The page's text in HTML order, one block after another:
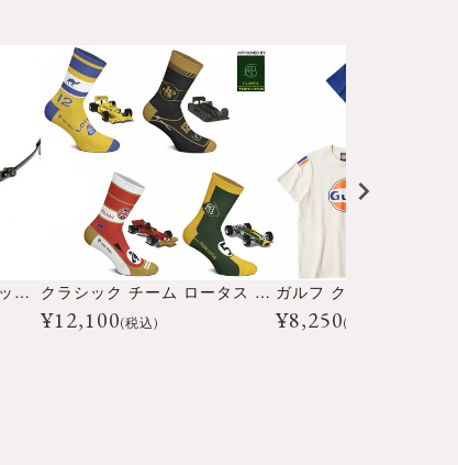
アデレード 1516（クラシックコレクション） クラシック チーム ロータス パック
¥12,100(税込)
ガルフ クラシック Tシ
¥8,250(税込)